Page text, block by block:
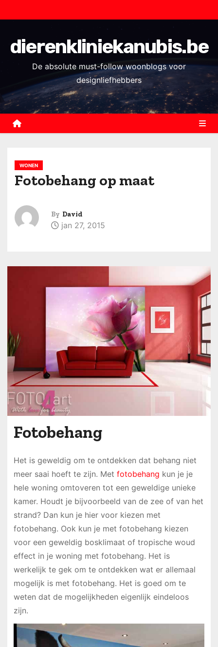
k
o
n
dierenkliniekanubis.be
De absolute must-follow woonblogs voor
designliefhebbers
WONEN
Fotobehang op maat
By David
jan 27, 2015
Fotobehang
Het is geweldig om te ontdekken dat behang niet
meer saai hoeft te zijn. Met fotobehang kun je je
hele woning omtoveren tot een geweldige unieke
kamer. Houdt je bijvoorbeeld van de zee of van het
strand? Dan kun je hier voor kiezen met
fotobehang. Ook kun je met fotobehang kiezen
voor een geweldig bosklimaat of tropische woud
effect in je woning met fotobehang. Het is
werkelijk te gek om te ontdekken wat er allemaal
mogelijk is met fotobehang. Het is goed om te
weten dat de mogelijkheden eigenlijk eindeloos
zijn.